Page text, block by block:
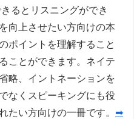
るとリスニングができ
向上させたい方向けの本
ポイントを理解すること
ことができます。ネイテ
略、イントネーションを
なくスピーキングにも役
たい方向けの一冊です。 ➡